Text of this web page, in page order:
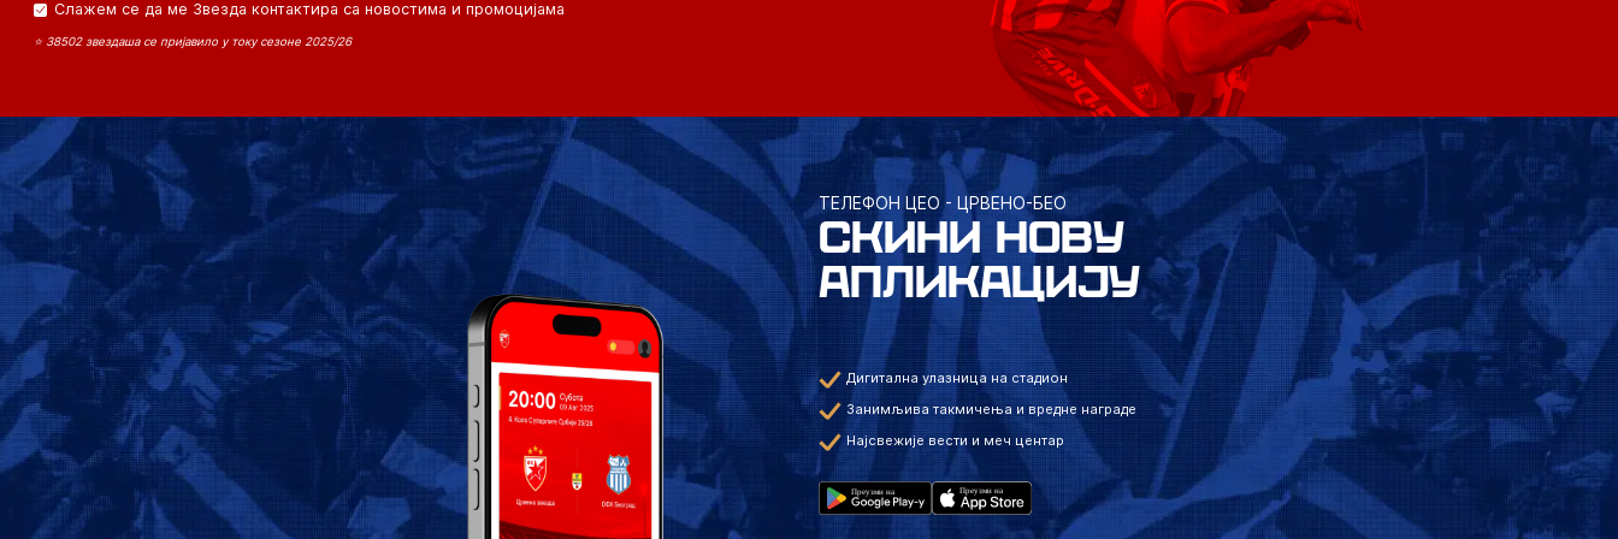
Слажем се да ме Звезда контактира са новостима и промоцијама
⭐ 38502 звездаша се пријавило у току сезоне 2025/26
ТЕЛЕФОН ЦЕО - ЦРВЕНО-БЕО
СКИНИ НОВУ
АПЛИКАЦИЈУ
Дигитална улазница на стадион
Занимљива такмичења и вредне награде
Најсвежије вести и меч центар